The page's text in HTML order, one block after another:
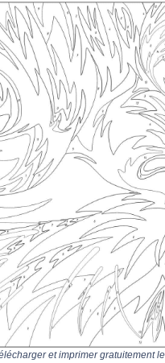
et imprimer gratuitement le